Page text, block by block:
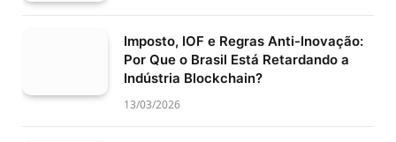
Imposto, IOF e Regras Anti-Inovação:
Por Que o Brasil Está Retardando a
Indústria Blockchain?
13/03/2026